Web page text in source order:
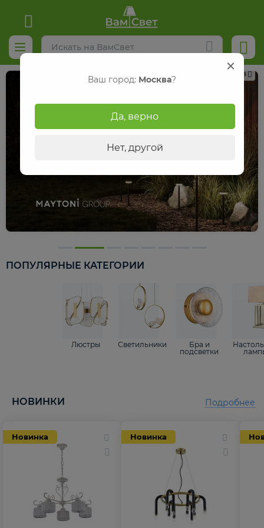
Реклама
ПОПУЛЯРНЫЕ КАТЕГОРИИ
Люстры Светильники
Бра и
подсветки
НОВИНКИ
Новинка Новинка
Подробнее
Ваш город: Москва?
Да, верно
Нет, другой